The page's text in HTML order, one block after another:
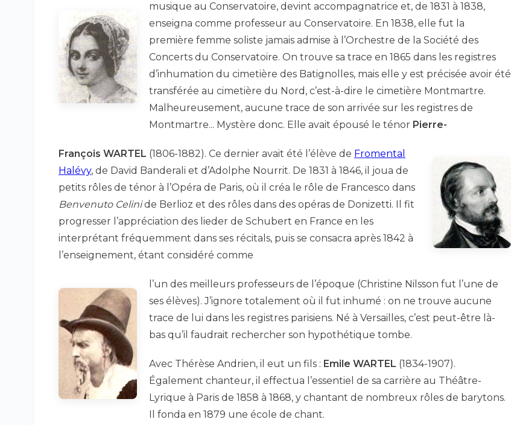
musique au Conservatoire, devint accompagnatrice et, de 1831 à 1838,
enseigna comme professeur au Conservatoire. En 1838, elle fut la
première femme soliste jamais admise à l’Orchestre de la Société des
Concerts du Conservatoire. On trouve sa trace en 1865 dans les registres
d’inhumation du cimetière des Batignolles, mais elle y est précisée avoir été
transférée au cimetière du Nord, c’est-à-dire le cimetière Montmartre.
Malheureusement, aucune trace de son arrivée sur les registres de
Montmartre... Mystère donc. Elle avait épousé le ténor Pierre-
François WARTEL (1806-1882). Ce dernier avait été l’élève de Fromental
Halévy, de David Banderali et d’Adolphe Nourrit. De 1831 à 1846, il joua de
petits rôles de ténor à l’Opéra de Paris, où il créa le rôle de Francesco dans
Benvenuto Celinide Berlioz et des rôles dans des opéras de Donizetti. Il fit
progresser l’appréciation des lieder de Schubert en France en les
interprétant fréquemment dans ses récitals, puis se consacra après 1842 à
l’enseignement, étant considéré comme
l’un des meilleurs professeurs de l’époque (Christine Nilsson fut l’une de
ses élèves). J’ignore totalement où il fut inhumé : on ne trouve aucune
trace de lui dans les registres parisiens. Né à Versailles, c’est peut-être là-
bas qu’il faudrait rechercher son hypothétique tombe.
Avec Thérèse Andrien, il eut un fils : Emile WARTEL (1834-1907).
Également chanteur, il effectua l’essentiel de sa carrière au Théâtre-
Lyrique à Paris de 1858 à 1868, y chantant de nombreux rôles de barytons.
Il fonda en 1879 une école de chant.